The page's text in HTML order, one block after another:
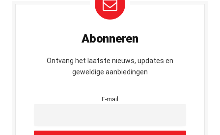
Abonneren
Ontvang het laatste nieuws, updates en
geweldige aanbiedingen
E-mail